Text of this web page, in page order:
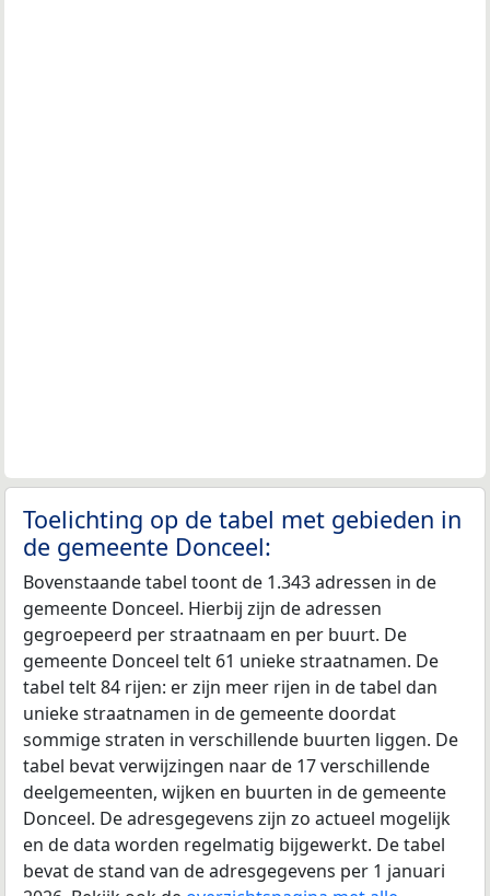
Toelichting op de tabel met gebieden in
de gemeente Donceel:
Bovenstaande tabel toont de 1.343 adressen in de
gemeente Donceel. Hierbij zijn de adressen
gegroepeerd per straatnaam en per buurt. De
gemeente Donceel telt 61 unieke straatnamen. De
tabel telt 84 rijen: er zijn meer rijen in de tabel dan
unieke straatnamen in de gemeente doordat
sommige straten in verschillende buurten liggen. De
tabel bevat verwijzingen naar de 17 verschillende
deelgemeenten, wijken en buurten in de gemeente
Donceel. De adresgegevens zijn zo actueel mogelijk
en de data worden regelmatig bijgewerkt. De tabel
bevat de stand van de adresgegevens per 1 januari